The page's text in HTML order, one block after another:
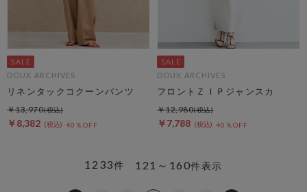
DOUX ARCHIVES
リネンタックコクーンパンツ
￥8,382 40％OFF
￥13,970
DOUX ARCHIVES
フロントＺＩＰジャンスカ
￥7,788 40％OFF
￥12,980
121～160件表示
1233件